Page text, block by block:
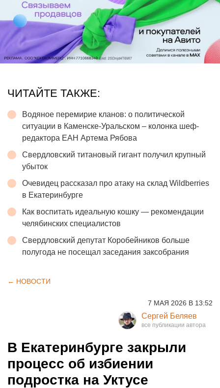
ЧИТАЙТЕ ТАКЖЕ:
Водяное перемирие кланов: о политической
ситуации в Каменске-Уральском – колонка шеф-
редактора ЕАН Артема Рябова
Свердловский титановый гигант получил крупный
убыток
Очевидец рассказал про атаку на склад Wildberries
в Екатеринбурге
Как воспитать идеальную кошку — рекомендации
челябинских специалистов
Свердловский депутат Коробейников больше
полугода не посещал заседания заксобрания
← НОВОСТИ
7 МАЯ 2026 В 13:52
Сергей Беляев
В Екатеринбурге закрыли
процесс об избиении
подростка на Уктусе